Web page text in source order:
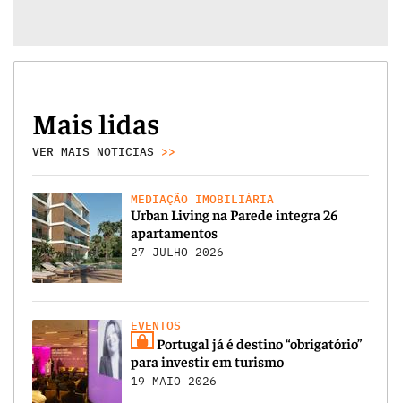
Mais lidas
VER MAIS NOTICIAS >>
MEDIAÇÃO IMOBILIÁRIA
Urban Living na Parede integra 26
apartamentos
27 JULHO 2026
EVENTOS
Portugal já é destino “obrigatório”
para investir em turismo
19 MAIO 2026